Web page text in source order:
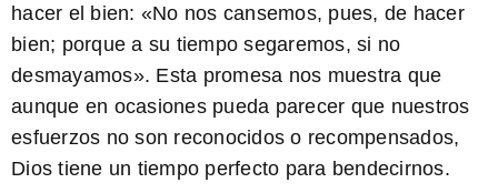
hacer el bien: «No nos cansemos, pues, de hacer
bien; porque a su tiempo segaremos, si no
desmayamos». Esta promesa nos muestra que
aunque en ocasiones pueda parecer que nuestros
esfuerzos no son reconocidos o recompensados,
Dios tiene un tiempo perfecto para bendecirnos.